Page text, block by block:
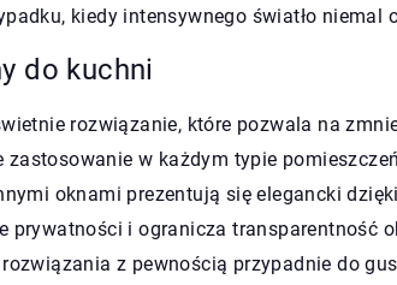
kiedy intensywnego światło niemal
do kuchni
rozwiązanie, które pozwala na
zastosowanie w każdym typie
oknami prezentują się elegancki
prywatności i ogranicza transparentność
rozwiązania z pewnością przypadnie do